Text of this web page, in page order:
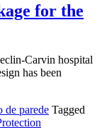
for the
Carvin hospital
has been
de parede Tagged